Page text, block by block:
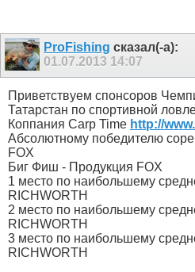
ProFishing сказал(-а):
01.07.2013 14:07
Приветствуем спонсоров
Татарстан по спортивной
Коппания Carp Time http://
Абсолютному победителю
FOX
Биг Фиш - Продукция FOX
1 место по наибольшему
RICHWORTH
2 место по наибольшему
RICHWORTH
3 место по наибольшему
RICHWORTH